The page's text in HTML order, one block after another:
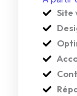
Site